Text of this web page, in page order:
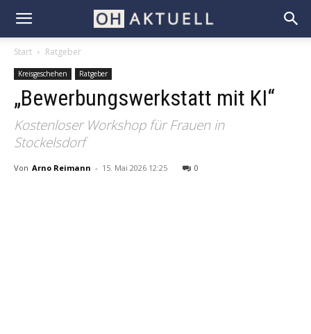
Start Ratgeber
Kreisgeschehen Ratgeber
„Bewerbungswerkstatt mit KI“
Kostenloser Workshop für Frauen in
Stockelsdorf
Von Arno Reimann - 15. Mai 2026 12:25 0